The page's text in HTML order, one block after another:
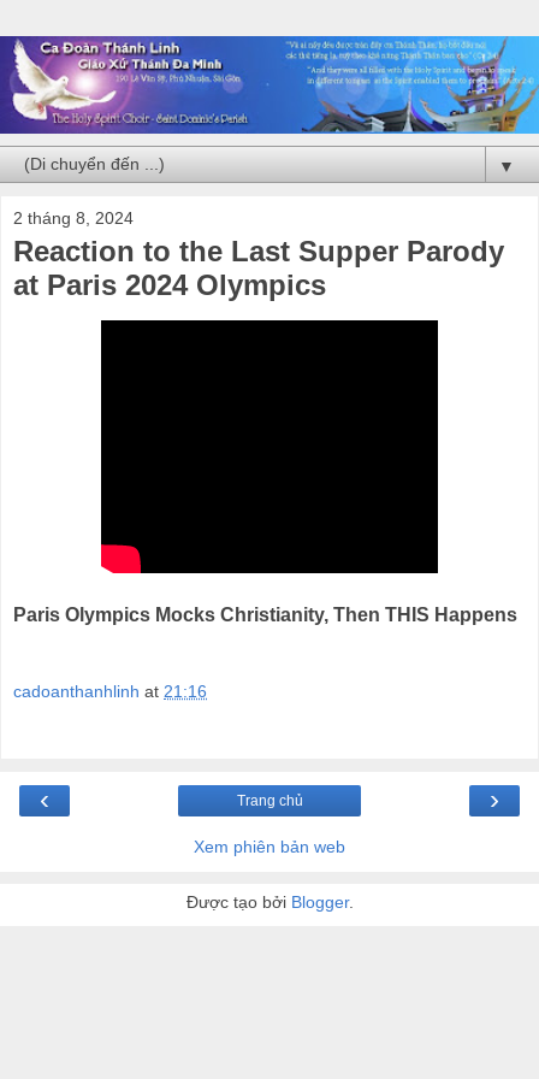
▼
2 tháng 8, 2024
Reaction to the Last Supper Parody
at Paris 2024 Olympics
Paris Olympics Mocks Christianity, Then THIS Happens
cadoanthanhlinh at 21:16
‹ ›
Trang chủ
Xem phiên bản web
Được tạo bởi Blogger.